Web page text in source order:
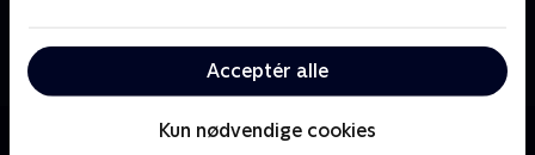
Acceptér alle
Kun nødvendige cookies
med. Kan mødet med fortiden gøre os klogere på
nutiden?